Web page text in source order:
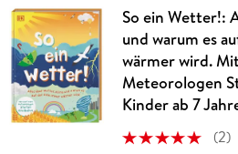
So ein Wetter!:
und warum es
wärmer wird.
Meteorologen
Kinder ab 7
(2)